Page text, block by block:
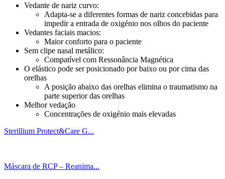
Vedante de nariz curvo:
Adapta-se a diferentes formas de nariz concebidas para
impedir a entrada de oxigénio nos olhos do paciente
Vedantes faciais macios:
Maior conforto para o paciente
Sem clipe nasal metálico:
Compatível com Ressonância Magnética
O elástico pode ser posicionado por baixo ou por cima das
orelhas
A posição abaixo das orelhas elimina o traumatismo na
parte superior das orelhas
Melhor vedação
Concentrações de oxigénio mais elevadas
Sterillium Protect&Care G...
Máscara de RCP – Reanima...